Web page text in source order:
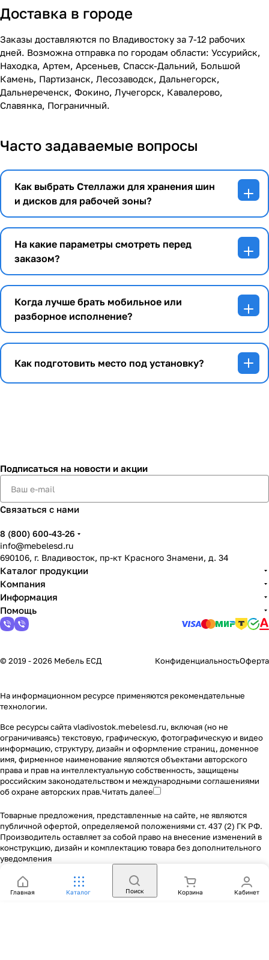
Доставка в городе
Заказы доставляются по Владивостоку за 7-12 рабочих
дней. Возможна отправка по городам области: Уссурийск,
Находка, Артем, Арсеньев, Спасск-Дальний, Большой
Камень, Партизанск, Лесозаводск, Дальнегорск,
Дальнереченск, Фокино, Лучегорск, Кавалерово,
Славянка, Пограничный.
Часто задаваемые вопросы
Как выбрать Стеллажи для хранения шин
и дисков для рабочей зоны?
На какие параметры смотреть перед
заказом?
Когда лучше брать мобильное или
разборное исполнение?
Как подготовить место под установку?
Подписаться на новости и акции
Связаться с нами
8 (800) 600-43-26
info@mebelesd.ru
690106, г. Владивосток, пр-кт Красного Знамени, д. 34
Каталог продукции
Компания
Информация
Помощь
© 2019 - 2026 Мебель ЕСД КонфиденциальностьОферта
На информационном ресурсе применяются рекомендательные
технологии.
Все ресурсы сайта vladivostok.mebelesd.ru, включая (но не
ограничиваясь) текстовую, графическую, фотографическую и видео
информацию, структуру, дизайн и оформление страниц, доменное
имя, фирменное наименование являются объектами авторского
права и прав на интеллектуальную собственность, защищены
российским законодательством и международными соглашениями
об охране авторских прав.Читать далее
Товарные предложения, представленные на сайте, не являются
публичной офертой, определяемой положениями ст. 437 (2) ГК РФ.
Производитель оставляет за собой право на внесение изменений в
конструкцию, дизайн и комплектацию товара без дополнительного
уведомления
Главная Каталог Поиск Корзина Кабинет